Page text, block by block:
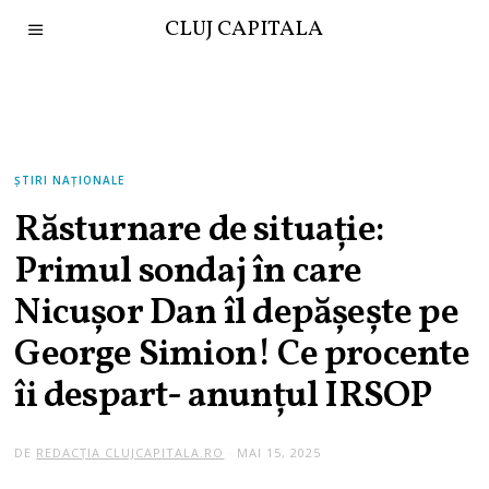
CLUJ CAPITALA
ȘTIRI NAȚIONALE
Răsturnare de situație:
Primul sondaj în care
Nicușor Dan îl depășește pe
George Simion! Ce procente
îi despart- anunțul IRSOP
DE REDACȚIA CLUJCAPITALA.RO MAI 15, 2025